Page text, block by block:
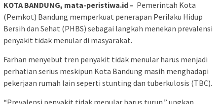
KOTA BANDUNG, mata-peristiwa.id – Pemerintah Kota
(Pemkot) Bandung memperkuat penerapan Perilaku Hidup
Bersih dan Sehat (PHBS) sebagai langkah menekan prevalensi
penyakit tidak menular di masyarakat.
Farhan menyebut tren penyakit tidak menular harus menjadi
perhatian serius meskipun Kota Bandung masih menghadapi
pekerjaan rumah lain seperti stunting dan tuberkulosis (TBC).
“Prevalensi penyakit tidak menular harus turun,” ungkap